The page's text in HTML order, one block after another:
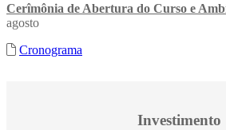
Cerîmônia de Abertura do Curso e
agosto
Cronograma
Investimento